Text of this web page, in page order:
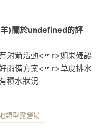
)關於undefined的評
射箭活動<r>如果確認
雨備方案<r>草皮排水
積水狀況
類型露營場